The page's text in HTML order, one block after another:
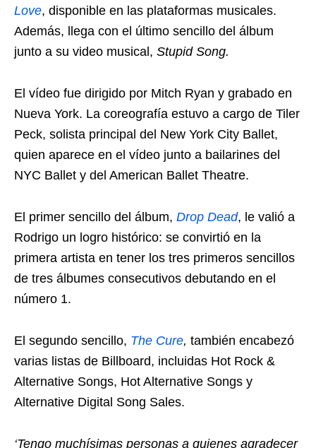
Love, disponible en las plataformas musicales.
Además, llega con el último sencillo del álbum
junto a su video musical, Stupid Song.
El vídeo fue dirigido por Mitch Ryan y grabado en
Nueva York. La coreografía estuvo a cargo de Tiler
Peck, solista principal del New York City Ballet,
quien aparece en el vídeo junto a bailarines del
NYC Ballet y del American Ballet Theatre.
El primer sencillo del álbum, Drop Dead, le valió a
Rodrigo un logro histórico: se convirtió en la
primera artista en tener los tres primeros sencillos
de tres álbumes consecutivos debutando en el
número 1.
El segundo sencillo, The Cure, también encabezó
varias listas de Billboard, incluidas Hot Rock &
Alternative Songs, Hot Alternative Songs y
Alternative Digital Song Sales.
‘Tengo muchísimas personas a quienes agradecer